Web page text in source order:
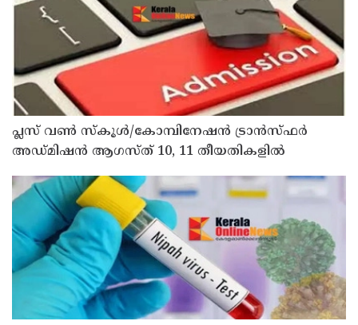
പ്ലസ് വൺ സ്‌കൂൾ/കോമ്പിനേഷൻ ട്രാൻസ്ഫർ
അഡ്മിഷൻ ആഗസ്ത് 10, 11 തീയതികളിൽ